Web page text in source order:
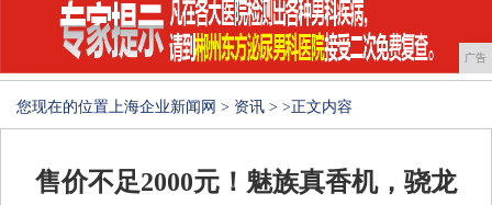
广告
您现在的位置上海企业新闻网 > 资讯 > >正文内容
售价不足2000元！魅族真香机，骁龙